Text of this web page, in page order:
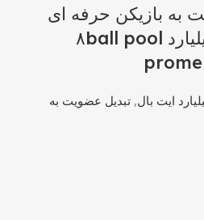
به بازیکن حرفه ای
۳+۷ روزه بیلیارد ۸ball pool
ایت بال, تبدیل عضویت به